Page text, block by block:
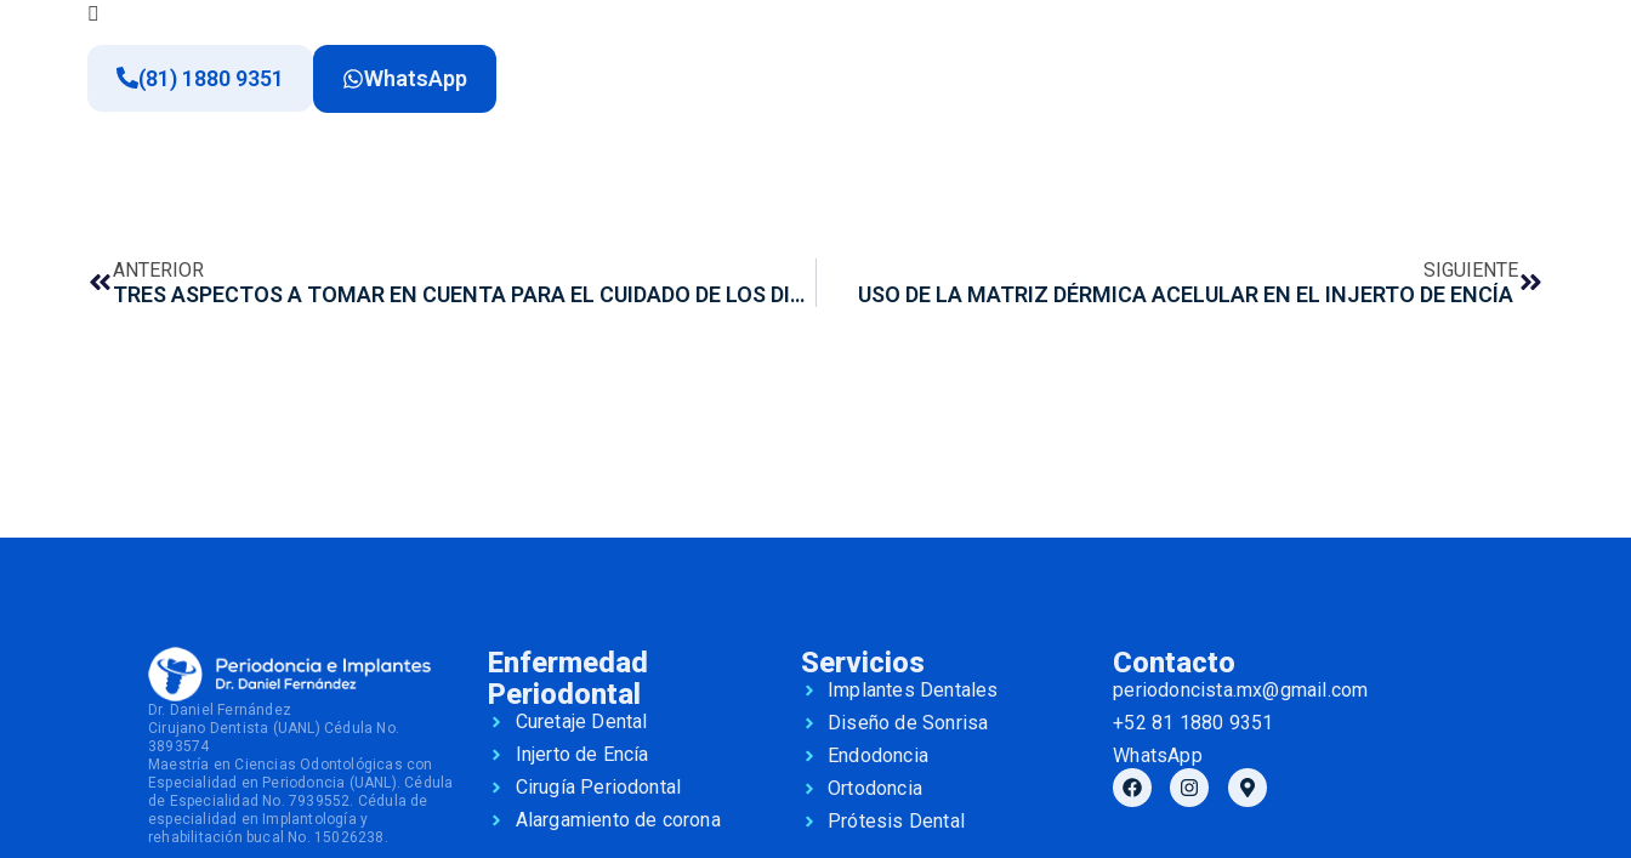

(81) 1880 9351 WhatsApp
ANTERIOR
TRES ASPECTOS A TOMAR EN CUENTA PARA EL CUIDADO DE LOS DIENTES
SIGUIENTE
USO DE LA MATRIZ DÉRMICA ACELULAR EN EL INJERTO DE ENCÍA
Dr. Daniel Fernández
Cirujano Dentista (UANL) Cédula No.
3893574
Maestría en Ciencias Odontológicas con
Especialidad en Periodoncia (UANL). Cédula
de Especialidad No. 7939552. Cédula de
especialidad en Implantología y
rehabilitación bucal No. 15026238.
Enfermedad
Periodontal
Curetaje Dental
Injerto de Encía
Cirugía Periodontal
Alargamiento de corona
Servicios
Implantes Dentales
Diseño de Sonrisa
Endodoncia
Ortodoncia
Prótesis Dental
Contacto
periodoncista.mx@gmail.com
+52 81 1880 9351
WhatsApp